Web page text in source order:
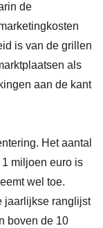
de
is van de grillen
als
aan de kant
Het aantal
miljoen euro is
wel toe.
jaarlijkse ranglijst
boven de 10